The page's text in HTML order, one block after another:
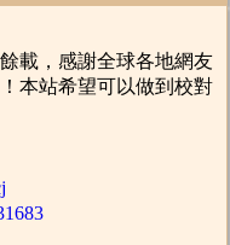
，感謝全球各地網友
本站希望可以做到校對